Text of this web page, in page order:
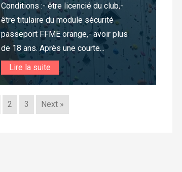
Conditions :- être licencié du club,-
être titulaire du module sécurité
passeport FFME orange,- avoir plus
de 18 ans. Après une courte...
Lire la suite
2 3 Next »